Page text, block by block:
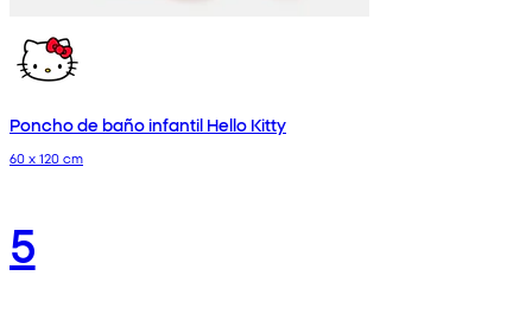
Poncho de baño infantil Hello Kitty
60 x 120 cm
5